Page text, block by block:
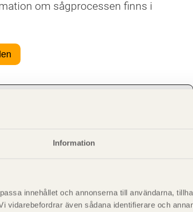
Information
innehållet och annonserna till användarna,
vidarebefordrar även sådana identifierare och
om sågprocessen finns i